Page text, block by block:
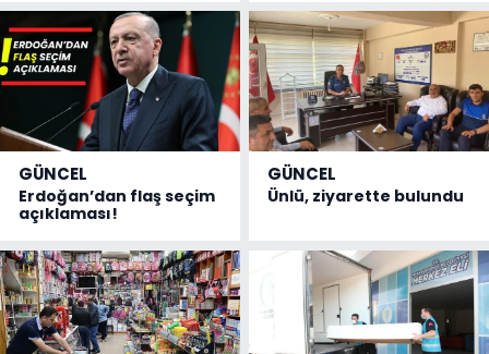
GÜNCEL
Erdoğan’dan flaş seçim
açıklaması!
GÜNCEL
Ünlü, ziyarette bulundu